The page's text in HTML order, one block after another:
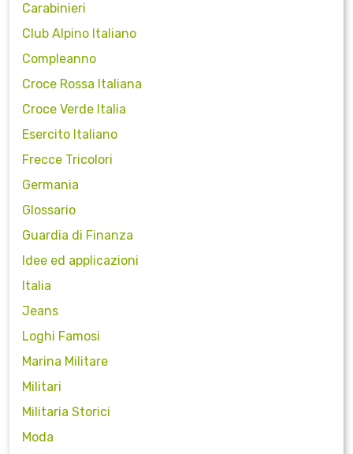
Carabinieri
Club Alpino Italiano
Compleanno
Croce Rossa Italiana
Croce Verde Italia
Esercito Italiano
Frecce Tricolori
Germania
Glossario
Guardia di Finanza
Idee ed applicazioni
Italia
Jeans
Loghi Famosi
Marina Militare
Militari
Militaria Storici
Moda